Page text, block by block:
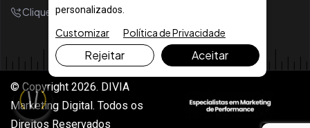
Clique Para Ligar
© Copyright 2026. DIVIA
Marketing Digital. Todos os
Direitos Reservados
personalizados.
Customizar Política de Privacidade
Rejeitar Aceitar